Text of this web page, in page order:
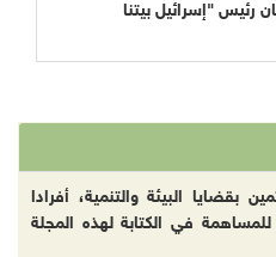
بقضايا البيئة والتنمية، أفرادا
في الكتابة لهذه المجلة